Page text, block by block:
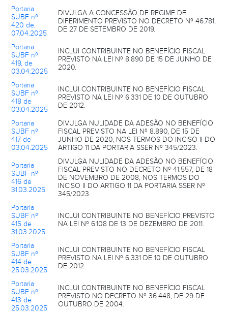
Portaria
SUBF nº
420 de,
07.04.2025
DIVULGA A CONCESSÃO DE REGIME DE
DIFERIMENTO PREVISTO NO DECRETO Nº 46.781,
DE 27 DE SETEMBRO DE 2019.
Portaria
SUBF nº
419, de
03.04.2025
INCLUI CONTRIBUINTE NO BENEFÍCIO FISCAL
PREVISTO NA LEI Nº 8.890 DE 15 DE JUNHO DE
2020.
Portaria
SUBF nº
418 de
03.04.2025
INCLUI CONTRIBUINTE NO BENEFÍCIO FISCAL
PREVISTO NA LEI Nº 6.331 DE 10 DE OUTUBRO
DE 2012.
Portaria
SUBF nº
417 de
03.04.2025
DIVULGA NULIDADE DA ADESÃO NO BENEFÍCIO
FISCAL PREVISTO NA LEI Nº 8.890, DE 15 DE
JUNHO DE 2020, NOS TERMOS DO INCISO II DO
ARTIGO 11 DA PORTARIA SSER Nº 345/2023.
Portaria
SUBF nº
416 de
31.03.2025
DIVULGA NULIDADE DA ADESÃO NO BENEFÍCIO
FISCAL PREVISTO NO DECRETO Nº 41.557, DE 18
DE NOVEMBRO DE 2008, NOS TERMOS DO
INCISO II DO ARTIGO 11 DA PORTARIA SSER Nº
345/2023.
Portaria
SUBF nº
415 de
31.03.2025
INCLUI CONTRIBUINTE NO BENEFÍCIO PREVISTO
NA LEI Nº 6.108 DE 13 DE DEZEMBRO DE 2011.
Portaria
SUBF nº
414 de
25.03.2025
INCLUI CONTRIBUINTE NO BENEFÍCIO FISCAL
PREVISTO NA LEI Nº 6.331 DE 10 DE OUTUBRO
DE 2012.
Portaria
SUBF nº
413 de
25.03.2025
INCLUI CONTRIBUINTE NO BENEFÍCIO FISCAL
PREVISTO NO DECRETO Nº 36.448, DE 29 DE
OUTUBRO DE 2004.